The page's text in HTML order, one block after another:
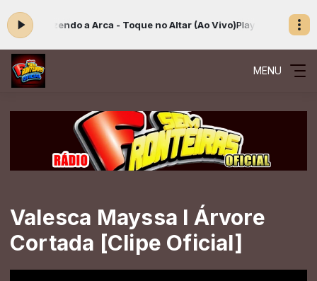
Trazendo a Arca - Toque no Altar (Ao Vivo)Playlist Gospel das
MENU
Valesca Mayssa l Árvore
Cortada [Clipe Oficial]